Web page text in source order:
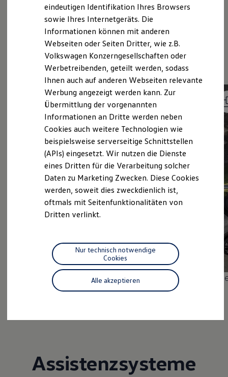
Lifestyle Shop
T-Roc Kollektion
Golf Kollektion
Volkswagen Kollektion
R-Kollektion
GTI Kollektion
Fußball Drop
we drive football
#wedriveproud
Besitzer und Service
myVolkswagen
Software Updates
Service und Ersatzteile
Inspektion und HU/AU
Reparaturen und Checks
Motorenöl und Flüssigkeiten
Räder und Reifen
Pannen- und Unfallhilfe
Economy Service
Volkswagen Teile
Zubehör
Modellspezifisches Zubehör
Individualisieren
Wallbox und Ladekabel
Digitale Extras
Dienste für Ihr Modell finden
Volkswagen Apps, Login und Shop
Handy und Fahrzeug verbinden
Vorgängermodelle
Assistenzsysteme
Digitale Betriebsanleitung
Parkassistenzsyste
me im Detail.
Mehr zum Parkassistent „Park Assist Pro“
Assistenzsysteme
eindeutigen Identifikation Ihres Browsers
sowie Ihres Internetgeräts. Die
Informationen können mit anderen
Webseiten oder Seiten Dritter, wie z.B.
Volkswagen Konzerngesellschaften oder
Werbetreibenden, geteilt werden, sodass
Ihnen auch auf anderen Webseiten relevante
Werbung angezeigt werden kann. Zur
Übermittlung der vorgenannten
Informationen an Dritte werden neben
Cookies auch weitere Technologien wie
beispielsweise serverseitige Schnittstellen
(APIs) eingesetzt. Wir nutzen die Dienste
eines Dritten für die Verarbeitung solcher
Daten zu Marketing Zwecken. Diese Cookies
werden, soweit dies zweckdienlich ist,
oftmals mit Seitenfunktionalitäten von
Dritten verlinkt.
Alle akzeptieren
Nur technisch notwendige
Cookies